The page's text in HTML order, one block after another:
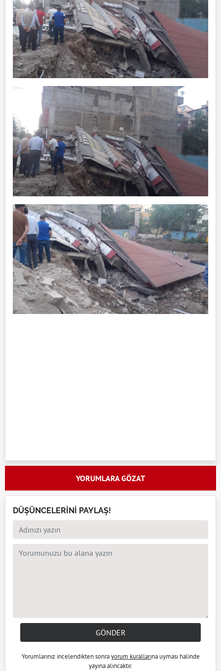
YORUMLARA GÖZAT
DÜŞÜNCELERİNİ PAYLAŞ!
GÖNDER
Yorumlarınız incelendikten sonrayorum kurallarına uyması halinde
yayına alıncaktır.